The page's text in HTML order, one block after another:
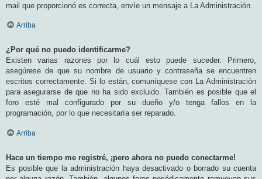
mail que proporcionó es correcta, envíe un mensaje a La Administración.
Arriba
¿Por qué no puedo identificarme?
Existen varias razones por lo cuál esto puede suceder. Primero,
asegúrese de que su nombre de usuario y contraseña se encuentren
escritos correctamente. Si lo están, comuníquese con La Administración
para asegurarse de que no ha sido excluido. También es posible que el
foro esté mal configurado por su dueño y/o tenga fallos en la
programación, por lo que necesitaría ser reparado.
Arriba
Hace un tiempo me registré, ¡pero ahora no puedo conectarme!
Es posible que la administración haya desactivado o borrado su cuenta